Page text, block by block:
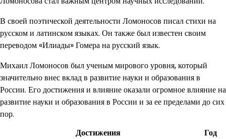
В своей поэтической деятельности Ломоносов писал стихи на
русском и латинском языках. Он также был известен своим
переводом «Илиады» Гомера на русский язык.
Михаил Ломоносов был ученым мирового уровня, который
значительно внес вклад в развитие науки и образования в
России. Его достижения и влияние оказали огромное влияние на
развитие науки и образования в России и за ее пределами до сих
пор.
Достижения
Год